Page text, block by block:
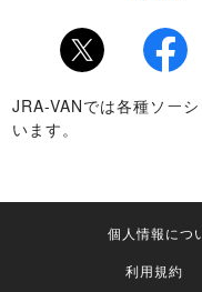
Twitter
JRA-VANでは各種ソー
います。
個人情報につ
利用規約